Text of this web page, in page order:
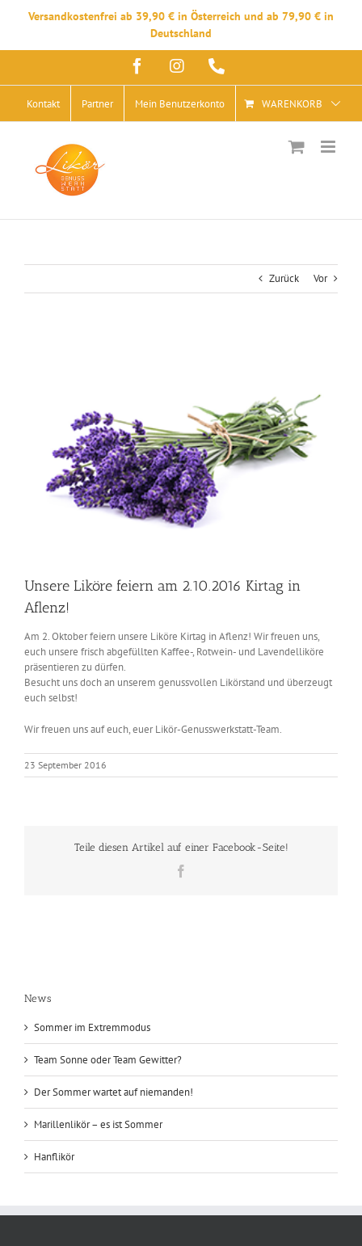
Versandkostenfrei ab 39,90 € in Österreich und ab 79,90 € in
Deutschland
springen
FacebookInstagram
Kontakt Partner Mein Benutzerkonto WARENKORB
Zurück Vor
Unsere Liköre feiern am 2.10.2016 Kirtag in
Aflenz!
Am 2. Oktober feiern unsere Liköre Kirtag in Aflenz! Wir freuen uns,
euch unsere frisch abgefüllten Kaffee-, Rotwein- und Lavendelliköre
präsentieren zu dürfen.
Besucht uns doch an unserem genussvollen Likörstand und überzeugt
euch selbst!
Wir freuen uns auf euch, euer Likör-Genusswerkstatt-Team.
23 September 2016
Teile diesen Artikel auf einer Facebook-Seite!
News
Sommer im Extremmodus
Team Sonne oder Team Gewitter?
Der Sommer wartet auf niemanden!
Marillenlikör – es ist Sommer
Hanflikör